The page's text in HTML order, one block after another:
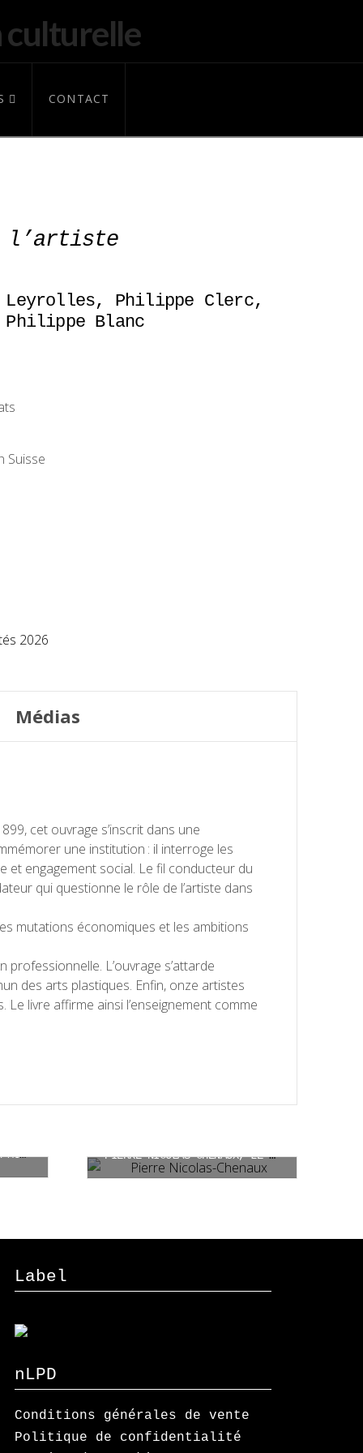
CONTACT
l’artiste
Leyrolles, Philippe Clerc,
Blanc
Suisse
2026
Médias
cet ouvrage s’inscrit dans une
une institution : il interroge les
et engagement social. Le fil conducteur du
qui questionne le rôle de l’artiste dans
mutations économiques et les ambitions
L’ouvrage s’attarde
des arts plastiques. Enfin, onze artistes
livre affirme ainsi l’enseignement comme
LE GRAND SILENCE DANS LA MONTAGNE PIERRE-NICOLAS CHENAUX, LE RÉVOLTÉ GRUÉRIEN
CHF33.00
Label
nLPD
Conditions générales de vente
Politique de confidentialité